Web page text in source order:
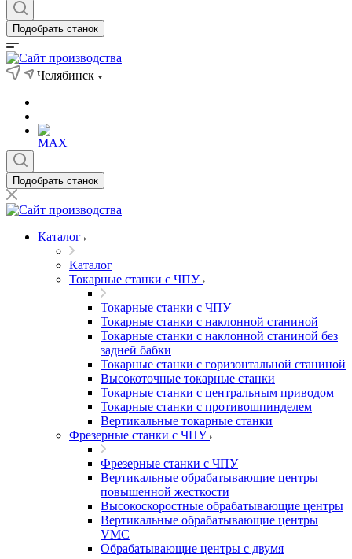
Подобрать станок
Челябинск
Подобрать станок
Каталог
Каталог
Токарные станки с ЧПУ
Токарные станки с ЧПУ
Токарные станки с наклонной станиной
Токарные станки с наклонной станиной без
задней бабки
Токарные станки с горизонтальной станиной
Высокоточные токарные станки
Токарные станки с центральным приводом
Токарные станки с противошпинделем
Вертикальные токарные станки
Фрезерные станки с ЧПУ
Фрезерные станки с ЧПУ
Вертикальные обрабатывающие центры
повышенной жесткости
Высокоскоростные обрабатывающие центры
Вертикальные обрабатывающие центры
VMC
Обрабатывающие центры с двумя